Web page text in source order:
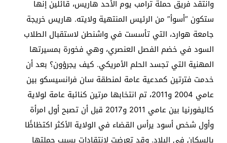
وانتقد فريق حملة ترامب يوم الأحد هاريس، قائلين إنها
ستكون “أسوأ” من الرئيس المنتهية ولايته. هاريس خريجة
جامعة هوارد، التي تأسست في واشنطن لاستقبال الطلاب
السود في خضم الفصل العنصري، وهي فخورة بمسيرتها
المهنية التي تجسد الحلم الأمريكي. كيف يجرؤون؟ بعد أن
خدمت فترتين كمدعية عامة لمنطقة سان فرانسيسكو بين
عامي 2004 و2011، تم انتخابها مرتين كنائبة عامة لولاية
كاليفورنيا بين عامي 2011 و2017 قبل أن تصبح أول امرأة
وأول شخص أسود يرأس القضاء في الولاية الأكثر اكتظاظًا
بالسكان في البلاد. وقد تعرضت لانتقادات بسبب حملتها